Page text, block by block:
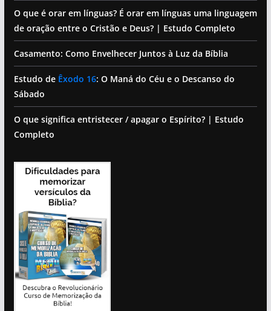
O que é orar em línguas? É orar em línguas uma linguagem
de oração entre o Cristão e Deus? | Estudo Completo
Casamento: Como Envelhecer Juntos à Luz da Bíblia
Estudo de Êxodo 16: O Maná do Céu e o Descanso do
Sábado
O que significa entristecer / apagar o Espírito? | Estudo
Completo